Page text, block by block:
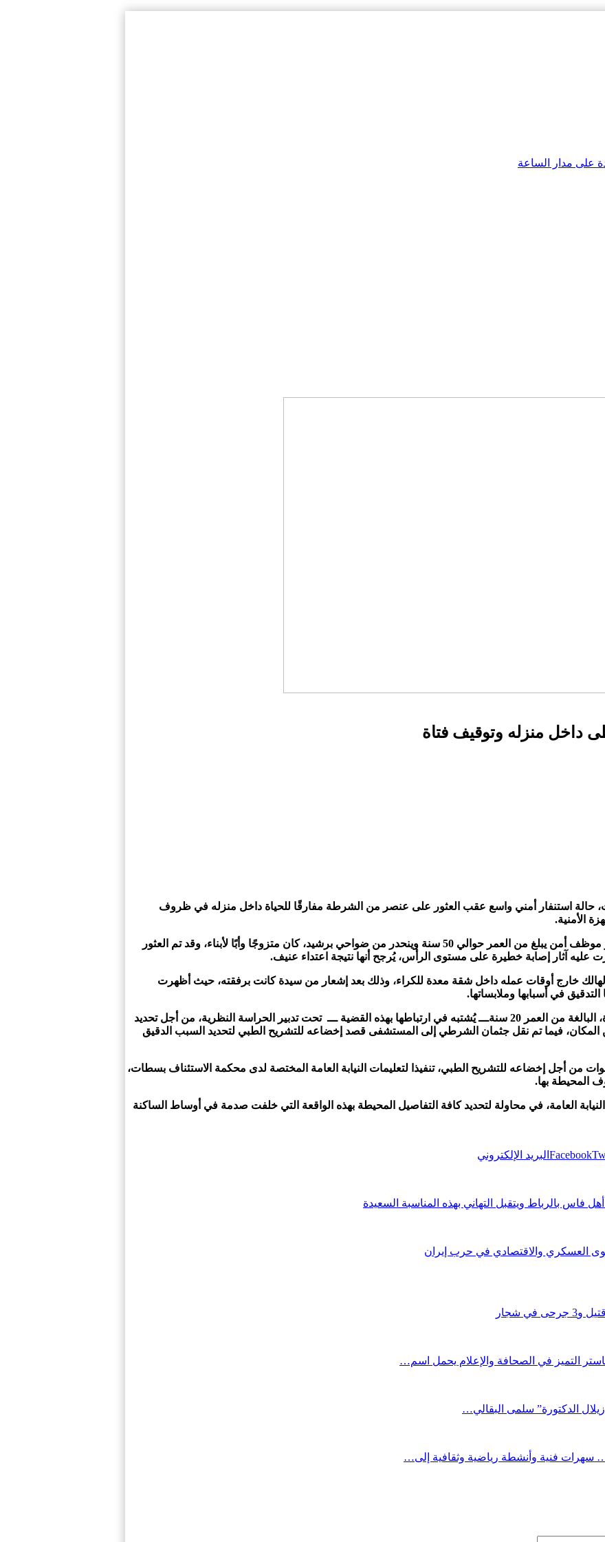
منزله وتوقيف فتاة
حالة استنفار أمني واسع عقب العثور على عنصر من الشرطة مفارقًا للحياة داخل منزله في ظروف
الأمنية.
من العمر حوالي 50 سنة وينحدر من ضواحي برشيد، كان متزوجًا وأبًا لأبناء، وقد تم العثور
آثار إصابة خطيرة على مستوى الرأس، يُرجح أنها نتيجة اعتداء عنيف.
خارج أوقات عمله داخل شقة معدة للكراء، وذلك بعد إشعار من سيدة كانت برفقته، حيث أظهرت
في أسبابها وملابساتها.
وفي إطار إجراءات البحث، تقرر وضع السيدة، البالغة من العمر 20 سنةـــ يُشتبه في ارتباطها بهذه القضية ـــ تحت تدبير الحراسة النظرية، من أجل تحديد
المكان، فيما تم نقل جثمان الشرطي إلى المستشفى قصد إخضاعه للتشريح الطبي لتحديد السبب الدقيق
من أجل إخضاعه للتشريح الطبي، تنفيذا لتعليمات النيابة العامة المختصة لدى محكمة الاستئناف بسطات،
المحيطة بها.
العامة، في محاولة لتحديد كافة التفاصيل المحيطة بهذه الواقعة التي خلفت صدمة في أوساط الساكنة
Facebook البريد الإلكتروني
فاس بالرباط ويتقبل التهاني بهذه المناسبة السعيدة
العسكري والاقتصادي في حرب إيران
شجار
التميز في الصحافة والإعلام يحمل اسم…
الدكتورة” سلمى البقالي…
سهرات فنية وأنشطة رياضية وثقافية إلى…